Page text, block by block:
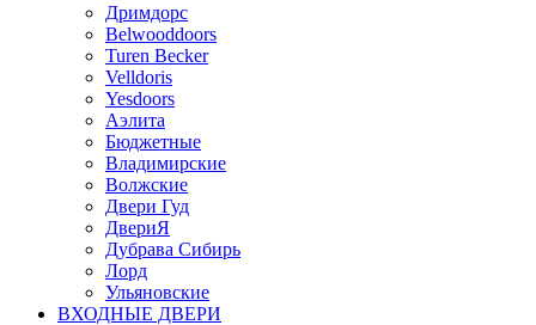
Дримдорс
Belwooddoors
Turen Becker
Velldoris
Yesdoors
Аэлита
Бюджетные
Владимирские
Волжские
Двери Гуд
ДвериЯ
Дубрава Сибирь
Лорд
Ульяновские
ВХОДНЫЕ ДВЕРИ